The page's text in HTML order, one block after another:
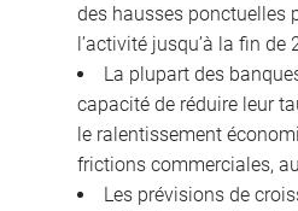
des hausses ponctuelles
l’activité jusqu’à la fin de
La plupart des
capacité de réduire leur
le ralentissement
frictions commerciales,
Les prévisions de